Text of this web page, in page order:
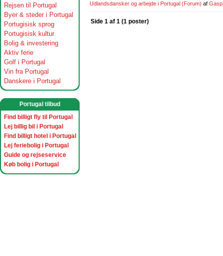
Rejsen til Portugal
Byer & steder i Portugal
Portugisisk sprog
Portugisisk kultur
Bolig & investering
Aktiv ferie
Golf i Portugal
Vin fra Portugal
Danskere i Portugal
Portugal tilbud
Find billigt fly til Portugal
Lej billig bil i Portugal
Find billigt hotel i Portugal
Lej feriebolig i Portugal
Guide og rejseservice
Køb bolig i Portugal
Udlandsdansker og arbejde i Portugal (Forum) af
Side 1 af 1 (1 poster)